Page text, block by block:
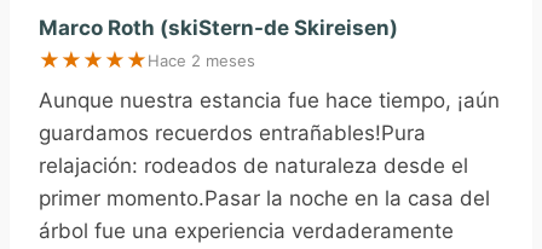
Marco Roth (skiStern-de Skireisen)
★ ★ ★ ★ ★Hace 2 meses
Aunque nuestra estancia fue hace tiempo, ¡aún
guardamos recuerdos entrañables!Pura
relajación: rodeados de naturaleza desde el
primer momento.Pasar la noche en la casa del
árbol fue una experiencia verdaderamente